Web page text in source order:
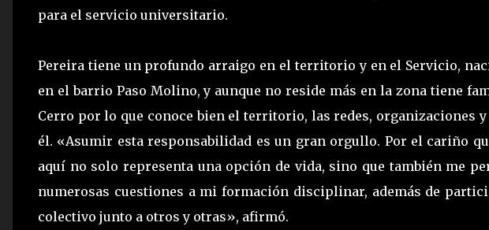
para el servicio universitario.
Pereira tiene un profundo arraigo en el territorio y en el Servicio,
en el barrio Paso Molino, y aunque no reside más en la zona tiene
Cerro por lo que conoce bien el territorio, las redes, organizaciones
él. «Asumir esta responsabilidad es un gran orgullo. Por el cariño
aquí no solo representa una opción de vida, sino que también me
numerosas cuestiones a mi formación disciplinar, además de
colectivo junto a otros y otras», afirmó.